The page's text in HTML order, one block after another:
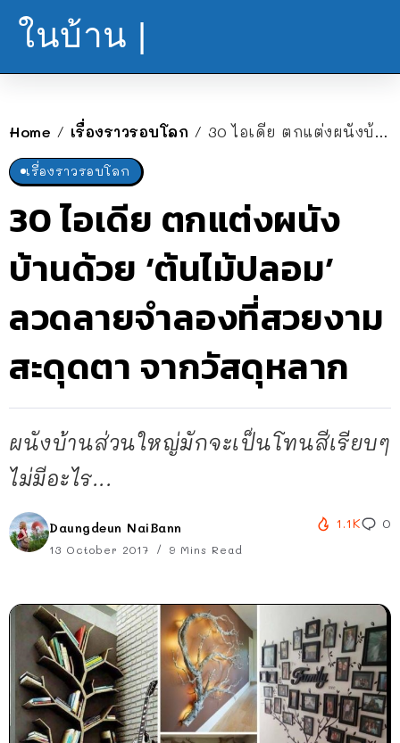
ในบ้าน |
Home / เรื่องราวรอบโลก / 30 ไอเดีย ตกแต่งผนังบ้านด้วย ‘ต้นไม้ปลอม’ ลวดลายจำลองที่สวยงามสะดุดตา จากวัสดุหลาก
เรื่องราวรอบโลก
30 ไอเดีย ตกแต่งผนัง
บ้านด้วย ‘ต้นไม้ปลอม’
ลวดลายจำลองที่สวยงาม
สะดุดตา จากวัสดุหลาก
ผนังบ้านส่วนใหญ่มักจะเป็นโทนสีเรียบๆ
ไม่มีอะไร...
Daungdeun NaiBann
13 October 2017 9 Mins Read
1.1K 0